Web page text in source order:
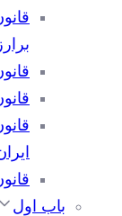
باب اول